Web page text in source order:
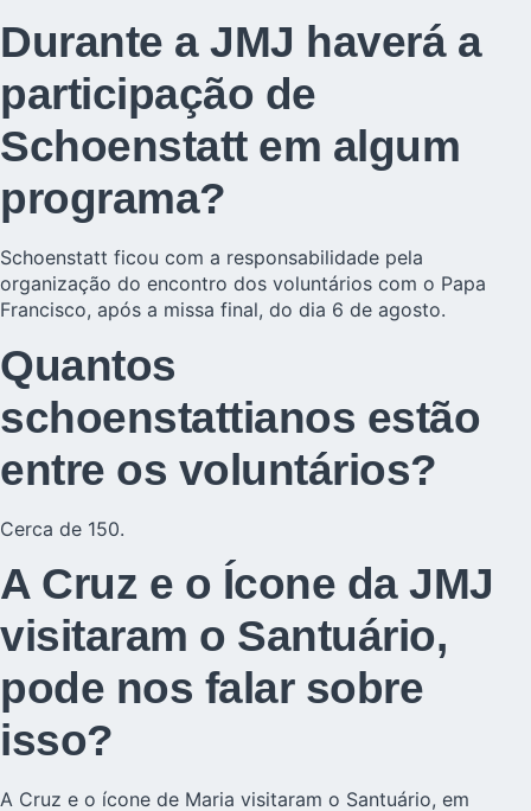
Durante a JMJ haverá a
participação de
Schoenstatt em algum
programa?
Schoenstatt ficou com a responsabilidade pela
organização do encontro dos voluntários com o Papa
Francisco, após a missa final, do dia 6 de agosto.
Quantos
schoenstattianos estão
entre os voluntários?
Cerca de 150.
A Cruz e o Ícone da JMJ
visitaram o Santuário,
pode nos falar sobre
isso?
A Cruz e o ícone de Maria visitaram o Santuário, em